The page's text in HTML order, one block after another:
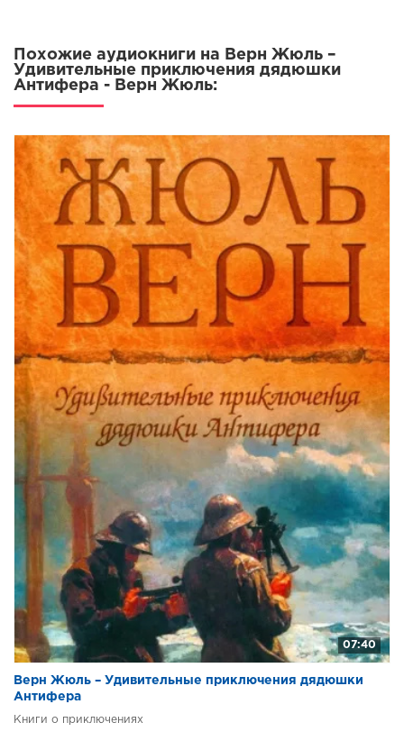
Похожие аудиокниги на Верн Жюль –
Удивительные приключения дядюшки
Антифера - Верн Жюль:
07:40
Верн Жюль – Удивительные приключения дядюшки
Антифера
Книги о приключениях